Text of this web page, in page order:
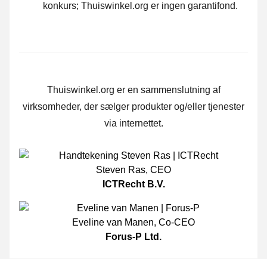
konkurs; Thuiswinkel.org er ingen garantifond.
Thuiswinkel.org er en sammenslutning af
virksomheder, der sælger produkter og/eller tjenester
via internettet.
Steven Ras, CEO
ICTRecht B.V.
Eveline van Manen, Co-CEO
Forus-P Ltd.